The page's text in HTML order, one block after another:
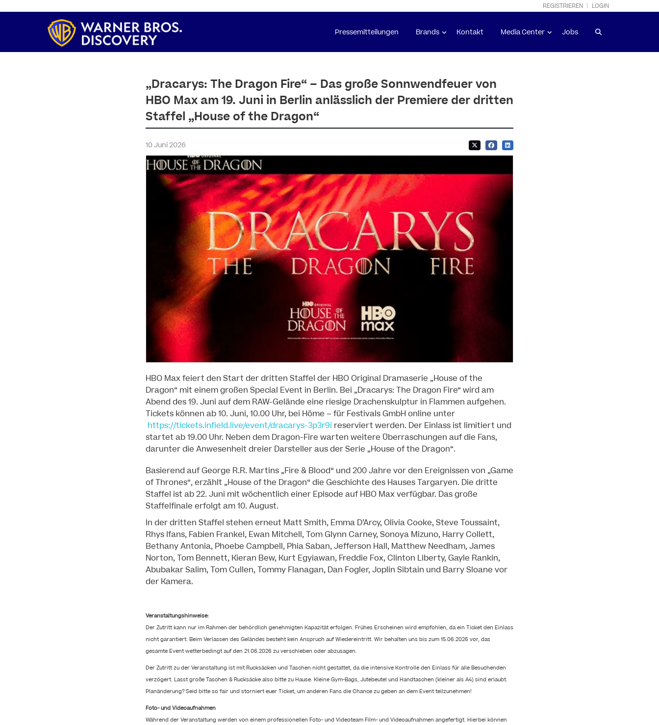
REGISTRIEREN LOGIN
Pressemitteilungen Brands Kontakt Media Center Jobs
„Dracarys: The Dragon Fire“ – Das große Sonnwendfeuer von
HBO Max am 19. Juni in Berlin anlässlich der Premiere der dritten
Staffel „House of the Dragon“
10 Juni 2026
HBO Max feiert den Start der dritten Staffel der HBO Original Dramaserie „House of the
Dragon“ mit einem großen Special Event in Berlin. Bei „Dracarys: The Dragon Fire“ wird am
Abend des 19. Juni auf dem RAW-Gelände eine riesige Drachenskulptur in Flammen aufgehen.
Tickets können ab 10. Juni, 10.00 Uhr, bei Höme – für Festivals GmbH online unter
https://tickets.infield.live/event/dracarys-3p3r9i reserviert werden. Der Einlass ist limitiert und
startet ab 19.00 Uhr. Neben dem Dragon-Fire warten weitere Überraschungen auf die Fans,
darunter die Anwesenheit dreier Darsteller aus der Serie „House of the Dragon“.
Basierend auf George R.R. Martins „Fire & Blood“ und 200 Jahre vor den Ereignissen von „Game
of Thrones“, erzählt „House of the Dragon“ die Geschichte des Hauses Targaryen. Die dritte
Staffel ist ab 22. Juni mit wöchentlich einer Episode auf HBO Max verfügbar. Das große
Staffelfinale erfolgt am 10. August.
In der dritten Staffel stehen erneut Matt Smith, Emma D’Arcy, Olivia Cooke, Steve Toussaint,
Rhys Ifans, Fabien Frankel, Ewan Mitchell, Tom Glynn Carney, Sonoya Mizuno, Harry Collett,
Bethany Antonia, Phoebe Campbell, Phia Saban, Jefferson Hall, Matthew Needham, James
Norton, Tom Bennett, Kieran Bew, Kurt Egyiawan, Freddie Fox, Clinton Liberty, Gayle Rankin,
Abubakar Salim, Tom Cullen, Tommy Flanagan, Dan Fogler, Joplin Sibtain und Barry Sloane vor
der Kamera.
Veranstaltungshinweise:
Der Zutritt kann nur im Rahmen der behördlich genehmigten Kapazität erfolgen. Frühes Erscheinen wird empfohlen, da ein Ticket den Einlass
nicht garantiert. Beim Verlassen des Geländes besteht kein Anspruch auf Wiedereintritt. Wir behalten uns bis zum 15.06.2026 vor, das
gesamte Event wetterbedingt auf den 21.06.2026 zu verschieben oder abzusagen.
Der Zutritt zu der Veranstaltung ist mit Rucksäcken und Taschen nicht gestattet, da die intensive Kontrolle den Einlass für alle Besuchenden
verzögert. Lasst große Taschen & Rucksäcke also bitte zu Hause. Kleine Gym-Bags, Jutebeutel und Handtaschen (kleiner als A4) sind erlaubt.
Planänderung? Seid bitte so fair und storniert euer Ticket, um anderen Fans die Chance zu geben an dem Event teilzunehmen!
Foto- und Videoaufnahmen
Während der Veranstaltung werden von einem professionellen Foto- und Videoteam Film- und Videoaufnahmen angefertigt. Hierbei können